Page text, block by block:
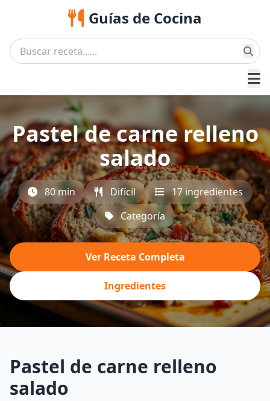
Guías de Cocina
Pastel de carne relleno
salado
80 min Difícil
17 ingredientes
Categoría
Ver Receta Completa
Ingredientes
Pastel de carne relleno
salado